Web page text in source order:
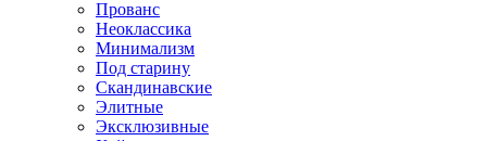
Прованс
Неоклассика
Минимализм
Под старину
Скандинавские
Элитные
Эксклюзивные